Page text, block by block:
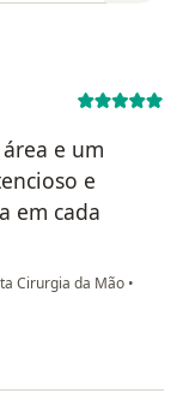
e um
e
em cada
Cirurgia da Mão •